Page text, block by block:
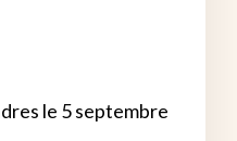
le 5 septembre